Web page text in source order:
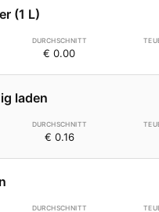
(1 L)
€ 0.00
laden
€ 0.16